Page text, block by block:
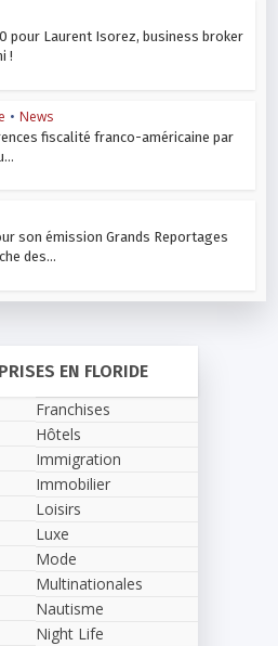
pour Laurent Isorez, business broker
!
• News
fiscalité franco-américaine par
son émission Grands Reportages
des...
EN FLORIDE
Franchises
Hôtels
Immigration
Immobilier
Loisirs
Luxe
Mode
Multinationales
Nautisme
Night Life